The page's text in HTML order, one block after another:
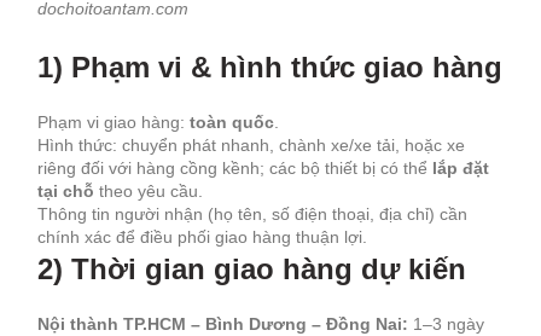
dochoitoantam.com
1) Phạm vi & hình thức giao hàng
Phạm vi giao hàng: toàn quốc
Hình thức: chuyển phát nhanh, chành xe/xe tải, hoặc xe
riêng đối với hàng cồng kềnh; các bộ thiết bị có thể lắp đặt
tại chỗ theo yêu cầu.
Thông tin người nhận (họ tên, số điện thoại, địa chỉ) cần
chính xác để điều phối giao hàng thuận lợi.
2) Thời gian giao hàng dự kiến
Nội thành TP.HCM – Bình Dương – Đồng Nai: 1–3 ngày